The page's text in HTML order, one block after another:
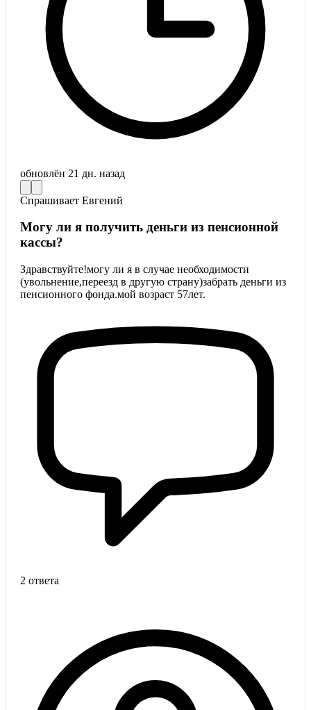
обновлён 21 дн. назад
Спрашивает Евгений
Могу ли я получить деньги из пенсионной
кассы?
Здравствуйте!могу ли я в случае необходимости
(увольнение,переезд в другую страну)забрать деньги из
пенсионного фонда.мой возраст 57лет.
2 ответа